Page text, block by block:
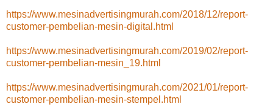
https://www.mesinadvertisingmurah.com/2018/12/report-
customer-pembelian-mesin-digital.html
https://www.mesinadvertisingmurah.com/2019/02/report-
customer-pembelian-mesin_19.html
https://www.mesinadvertisingmurah.com/2021/01/report-
customer-pembelian-mesin-stempel.html